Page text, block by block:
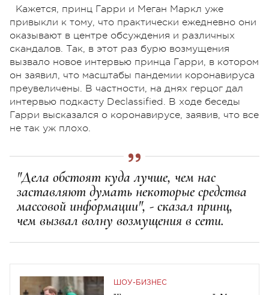
Кажется, принц Гарри и Меган Маркл уже
привыкли к тому, что практически ежедневно они
оказывают в центре обсуждения и различных
скандалов. Так, в этот раз бурю возмущения
вызвало новое интервью принца Гарри, в котором
он заявил, что масштабы пандемии коронавируса
преувеличены. В частности, на днях герцог дал
интервью подкасту Declassified. В ходе беседы
Гарри высказался о коронавирусе, заявив, что все
не так уж плохо.
"Дела обстоят куда лучше, чем нас
заставляют думать некоторые средства
массовой информации", - сказал принц,
чем вызвал волну возмущения в сети.
ШОУ-БИЗНЕС